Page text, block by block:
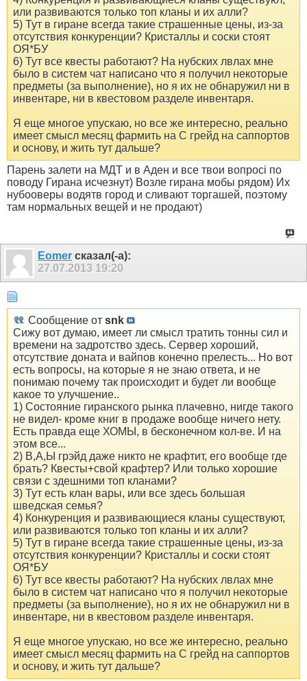
или развиваются только топ кланы и их алли?
5) Тут в гиране всегда такие страшенные цены, из-за
отсутствия конкуренции? Кристаллы и соски стоят
ОЯ*БУ
6) Тут все квесты работают? На нубских лвлах мне
было в систем чат написано что я получил некоторые
предметы (за выполнение), но я их не обнаружил ни в
инвентаре, ни в квестовом разделе инвентаря.
Я еще многое упускаю, но все же интересно, реально
имеет смысл месяц фармить на С грейд на саппортов
и основу, и жить тут дальше?
Парень залети на МДТ и в Аден и все твои вопросі по
поводу Гирана исчезнут) Возле гирана мобы рядом) Их
нубооверы водятв город и сливают торгашей, поэтому
там нормальных вещей и не продают)
Eomer сказал(-а):
27.07.2013 19:20
Сообщение от snk
Сижу вот думаю, имеет ли смысл тратить тонны сил и
времени на задротство здесь. Сервер хороший,
отсутствие доната и вайпов конечно прелесть... Но вот
есть вопросы, на которые я не знаю ответа, и не
понимаю почему так происходит и будет ли вообще
какое то улучшение..
1) Состояние гиранского рынка плачевно, нигде такого
не видел- кроме книг в продаже вообще ничего нету.
Есть правда еще ХОМЫ, в бесконечном кол-ве. И на
этом все...
2) В,А,Ы грэйд даже никто не крафтит, его вообще где
брать? Квесты+свой крафтер? Или только хорошие
связи с здешними топ кланами?
3) Тут есть клан вары, или все здесь большая
шведская семья?
4) Конкуренция и развивающиеся кланы существуют,
или развиваются только топ кланы и их алли?
5) Тут в гиране всегда такие страшенные цены, из-за
отсутствия конкуренции? Кристаллы и соски стоят
ОЯ*БУ
6) Тут все квесты работают? На нубских лвлах мне
было в систем чат написано что я получил некоторые
предметы (за выполнение), но я их не обнаружил ни в
инвентаре, ни в квестовом разделе инвентаря.
Я еще многое упускаю, но все же интересно, реально
имеет смысл месяц фармить на С грейд на саппортов
и основу, и жить тут дальше?